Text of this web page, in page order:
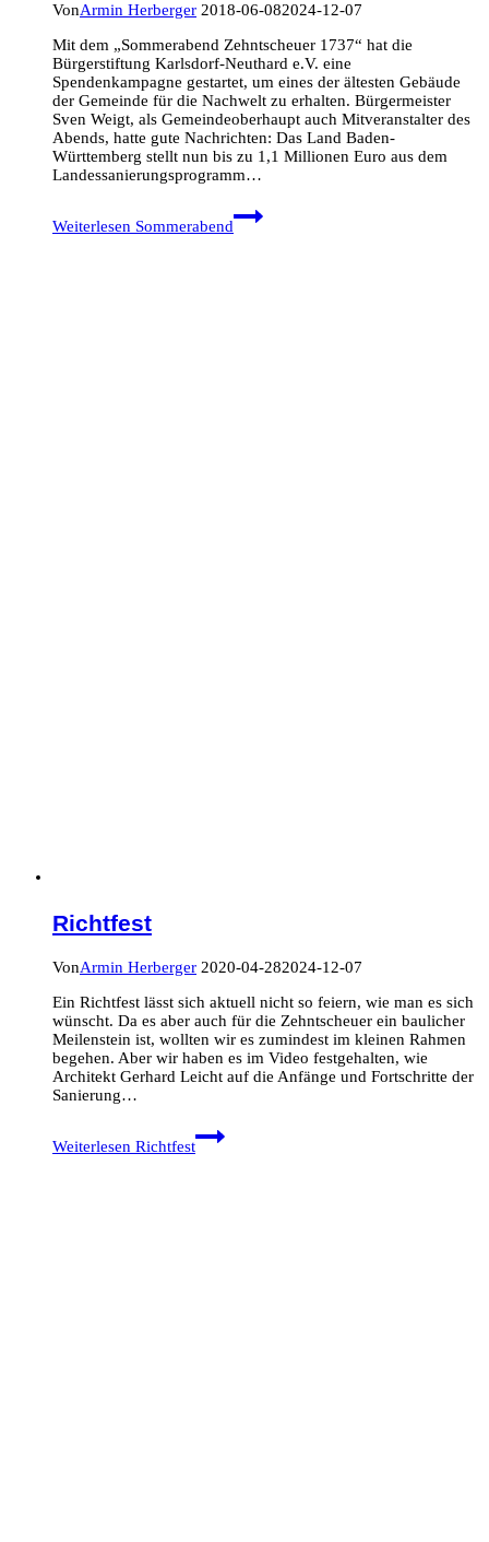
VonArmin Herberger 2018-06-082024-12-07
Mit dem „Sommerabend Zehntscheuer 1737“ hat die
Bürgerstiftung Karlsdorf-Neuthard e.V. eine
Spendenkampagne gestartet, um eines der ältesten Gebäude
der Gemeinde für die Nachwelt zu erhalten. Bürgermeister
Sven Weigt, als Gemeindeoberhaupt auch Mitveranstalter des
Abends, hatte gute Nachrichten: Das Land Baden-
Württemberg stellt nun bis zu 1,1 Millionen Euro aus dem
Landessanierungsprogramm…
Weiterlesen Sommerabend
Richtfest
VonArmin Herberger 2020-04-282024-12-07
Ein Richtfest lässt sich aktuell nicht so feiern, wie man es sich
wünscht. Da es aber auch für die Zehntscheuer ein baulicher
Meilenstein ist, wollten wir es zumindest im kleinen Rahmen
begehen. Aber wir haben es im Video festgehalten, wie
Architekt Gerhard Leicht auf die Anfänge und Fortschritte der
Sanierung…
Weiterlesen Richtfest